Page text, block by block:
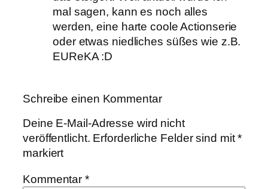
mal sagen, kann es noch alles
werden, eine harte coole Actionserie
oder etwas niedliches süßes wie z.B.
EUReKA :D
Schreibe einen Kommentar
Deine E-Mail-Adresse wird nicht
veröffentlicht. Erforderliche Felder sind mit*
markiert
Kommentar*